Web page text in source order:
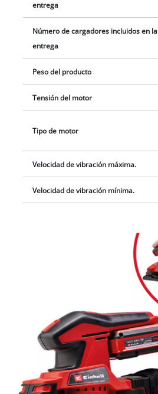
entrega
Número de cargadores incluidos en la
entrega
Peso del producto
Tensión del motor
Tipo de motor
Velocidad de vibración máxima.
Velocidad de vibración mínima.